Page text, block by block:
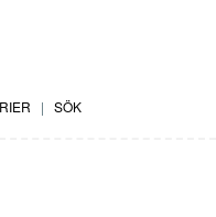
| SÖK